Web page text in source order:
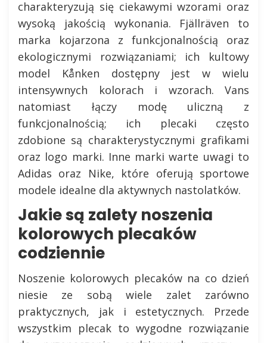
charakteryzują się ciekawymi wzorami oraz
wysoką jakością wykonania. Fjällräven to
marka kojarzona z funkcjonalnością oraz
ekologicznymi rozwiązaniami; ich kultowy
model Kånken dostępny jest w wielu
intensywnych kolorach i wzorach. Vans
natomiast łączy modę uliczną z
funkcjonalnością; ich plecaki często
zdobione są charakterystycznymi grafikami
oraz logo marki. Inne marki warte uwagi to
Adidas oraz Nike, które oferują sportowe
modele idealne dla aktywnych nastolatków.
Jakie są zalety noszenia
kolorowych plecaków
codziennie
Noszenie kolorowych plecaków na co dzień
niesie ze sobą wiele zalet zarówno
praktycznych, jak i estetycznych. Przede
wszystkim plecak to wygodne rozwiązanie